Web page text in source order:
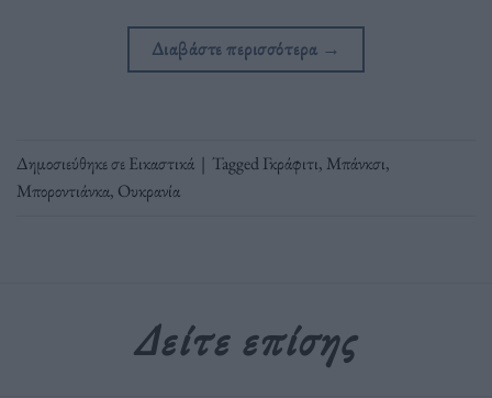
Διαβάστε περισσότερα →
Δημοσιεύθηκε σεΕικαστικά | TaggedΓκράφιτι, Μπάνκσι,
Μποροντιάνκα, Ουκρανία
Δείτε επίσης